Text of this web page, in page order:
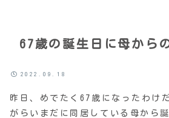
67歳の誕生日に母から
2022.09.18
昨日、めでたく67歳になったわけ
がらいまだに同居している母から